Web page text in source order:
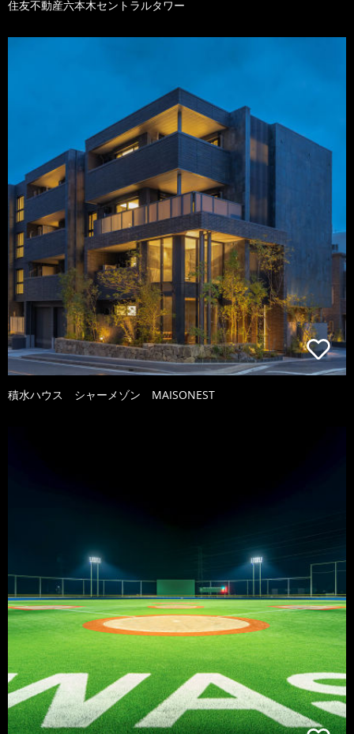
住友不動産六本木セントラルタワー
積水ハウス シャーメゾン MAISONEST